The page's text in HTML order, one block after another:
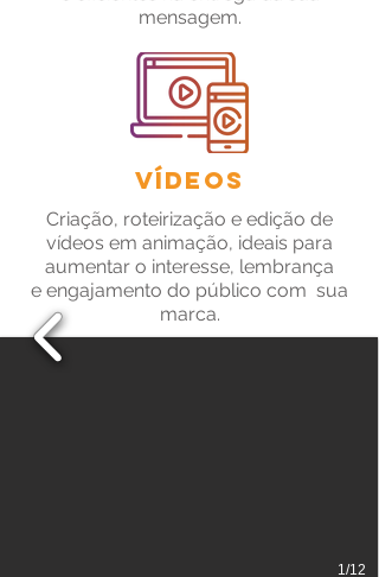
mensagem.
Vídeos
Criação, roteirização e edição de
vídeos em animação, ideais para
aumentar o interesse, lembrança
e engajamento do público com sua
marca.
1/12